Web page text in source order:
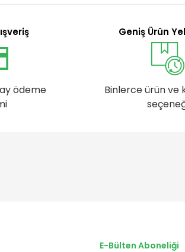
ödeme
Geniş Ürün
Binlerce ürün ve
E-Bülten Aboneliği